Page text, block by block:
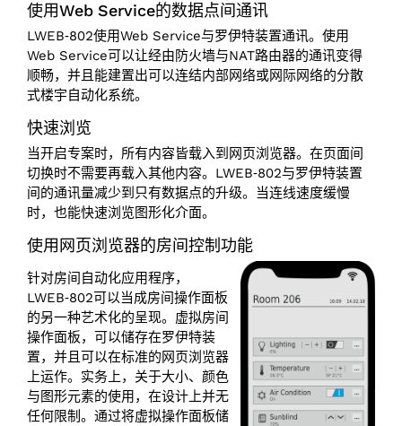
使用Web Service的数据点间通讯
LWEB‑802使用Web Service与罗伊特装置通讯。使用
Web Service可以让经由防火墙与NAT路由器的通讯变得
顺畅，并且能建置出可以连结内部网络或网际网络的分散
式楼宇自动化系统。
快速浏览
当开启专案时，所有内容皆载入到网页浏览器。在页面间
切换时不需要再载入其他内容。LWEB‑802与罗伊特装置
间的通讯量减少到只有数据点的升级。当连线速度缓慢
时，也能快速浏览图形化介面。
使用网页浏览器的房间控制功能
针对房间自动化应用程序，
LWEB‑802可以当成房间操作面板
的另一种艺术化的呈现。虚拟房间
操作面板，可以储存在罗伊特装
置，并且可以在标准的网页浏览器
上运作。实务上，关于大小、颜色
与图形元素的使用，在设计上并无
任何限制。通过将虚拟操作面板储